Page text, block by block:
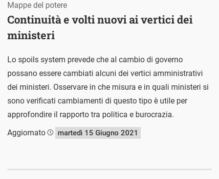
Continuità e volti nuovi ai vertici dei
ministeri
Mappe del potere
Lo spoils system prevede che al cambio di governo
possano essere cambiati alcuni dei vertici amministrativi
dei ministeri. Osservare in che misura e in quali ministeri si
sono verificati cambiamenti di questo tipo è utile per
approfondire il rapporto tra politica e burocrazia.
Aggiornato
martedì 15 Giugno 2021